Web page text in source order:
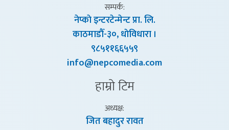
सम्पर्क:
नेप्काे इन्टरटेन्मेन्ट प्रा. लि.
काठमाडाैँ-३०, धाेविधारा ।
९८५११६६५५९
info@nepcomedia.com
हाम्राे टिम
अध्यक्ष:
जित बहादुर रावत